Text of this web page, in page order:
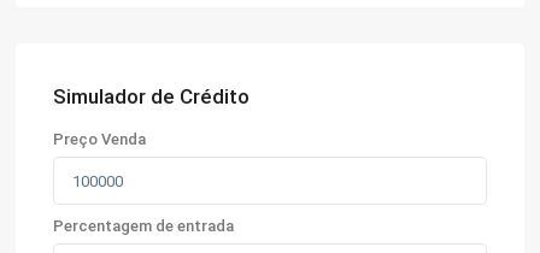
Simulador de Crédito
Preço Venda
Percentagem de entrada